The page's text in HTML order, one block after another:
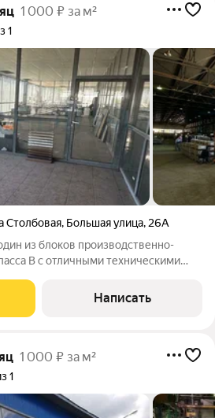
1 000 ₽ за м²
1
Столбовая, Большая улица, 26А
из блоков производственно-
В с отличными техническими
центра или склада.
Размер помещение 15048
Написать
1 000 ₽ за м²
1